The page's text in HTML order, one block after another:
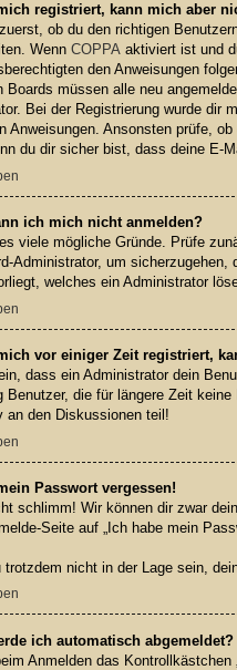
registriert, kann mich aber
ob du den richtigen
Wenn COPPA aktiviert ist und
den Anweisungen
Boards müssen alle neu
Bei der Registrierung wurde dir
Anweisungen. Ansonsten prüfe,
du dir sicher bist, dass deine E-
ich mich nicht anmelden?
viele mögliche Gründe. Prüfe
Administrator, um
welches ein Administrator
vor einiger Zeit registriert,
dass ein Administrator dein
Benutzer, die für längere Zeit
an den Diskussionen teil!
Passwort vergessen!
schlimm! Wir können dir zwar
Seite auf „Ich habe mein
nicht in der Lage sein,
ich automatisch abgemeldet?
Anmelden das